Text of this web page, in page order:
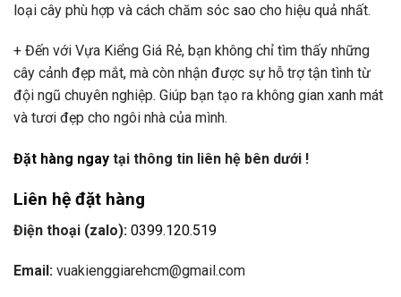
loại cây phù hợp và cách chăm sóc sao cho hiệu quả nhất.
+ Đến với Vựa Kiểng Giá Rẻ, bạn không chỉ tìm thấy những
cây cảnh đẹp mắt, mà còn nhận được sự hỗ trợ tận tình từ
đội ngũ chuyên nghiệp. Giúp bạn tạo ra không gian xanh mát
và tươi đẹp cho ngôi nhà của mình.
Đặt hàng ngay tại thông tin liên hệ bên dưới !
Liên hệ đặt hàng
Điện thoại (zalo): 0399.120.519
Email: vuakienggiarehcm@gmail.com